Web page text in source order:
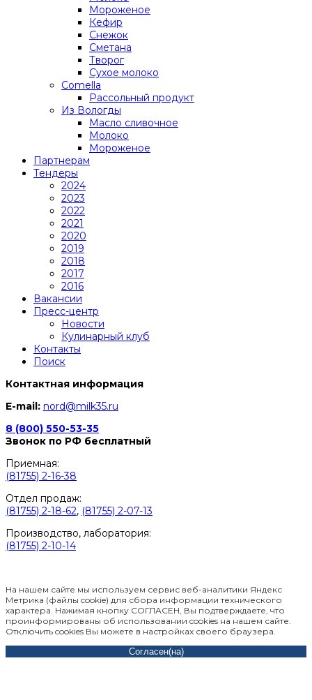
Мороженое
Кефир
Снежок
Сметана
Творог
Сухое молоко
Comеlla
Рассольный продукт
Из Вологды
Масло сливочное
Молоко
Мороженое
Партнерам
Тендеры
2024
2023
2022
2021
2020
2019
2018
2017
2016
Вакансии
Пресс-центр
Новости
Кулинарный клуб
Контакты
Поиск
Контактная информация
E-mail: nord@milk35.ru
8 (800) 550-53-35
Звонок по РФ бесплатный
Приемная:
(81755) 2-16-38
Отдел продаж:
(81755) 2-18-62, (81755) 2-07-13
Производство, лаборатория:
(81755) 2-10-14
На нашем сайте мы используем сервис веб-аналитики Яндекс
Метрика (файлы cookie) для сбора информации технического
характера. Нажимая кнопку СОГЛАСЕН, Вы подтверждаете, что
проинформированы об использовании cookies на нашем сайте.
Отключить cookies Вы можете в настройках своего браузера.
Согласен(на)